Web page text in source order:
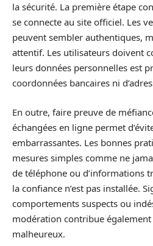
la sécurité. La première étape
se connecte au site officiel. Les
peuvent sembler authentiques,
attentif. Les utilisateurs doivent
leurs données personnelles est
coordonnées bancaires ni
En outre, faire preuve de
échangées en ligne permet
embarrassantes. Les bonnes
mesures simples comme ne
de téléphone ou d’informations
la confiance n’est pas installée.
comportements suspects ou
modération contribue
malheureux.